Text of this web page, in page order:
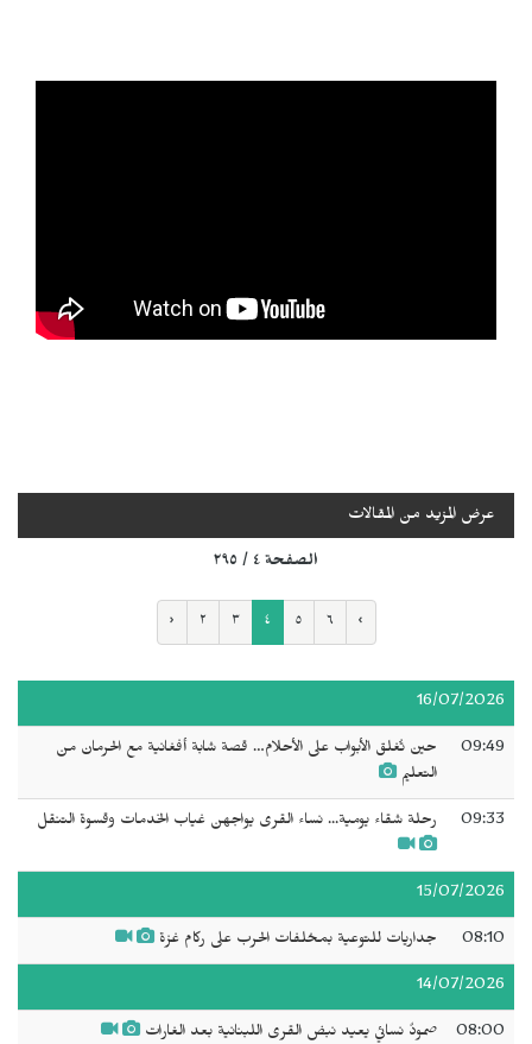
عرض المزيد من المقالات
الصفحة ٤ / ٢٩٥
‹ ٢ ٣ ٤ ٥ ٦ ›
16/07/2026
09:49
حين تُغلق الأبواب على الأحلام… قصة شابة أفغانية مع الحرمان من
التعليم
09:33 رحلة شقاء يومية... نساء القرى يواجهن غياب الخدمات وقسوة التنقل
15/07/2026
08:10 جداريات للتوعية بمخلفات الحرب على ركام غزة
14/07/2026
08:00 صمودٌ نسائي يعيد نبض القرى اللبنانية بعد الغارات